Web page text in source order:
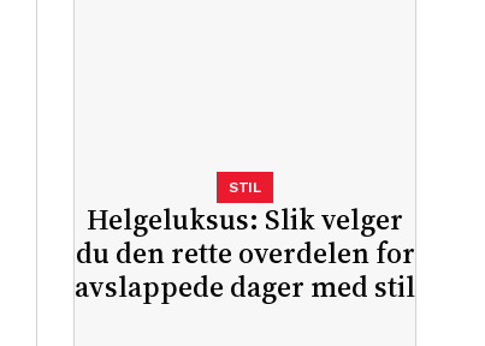
Helgeluksus: Slik velger
du den rette overdelen for
avslappede dager med stil
STIL